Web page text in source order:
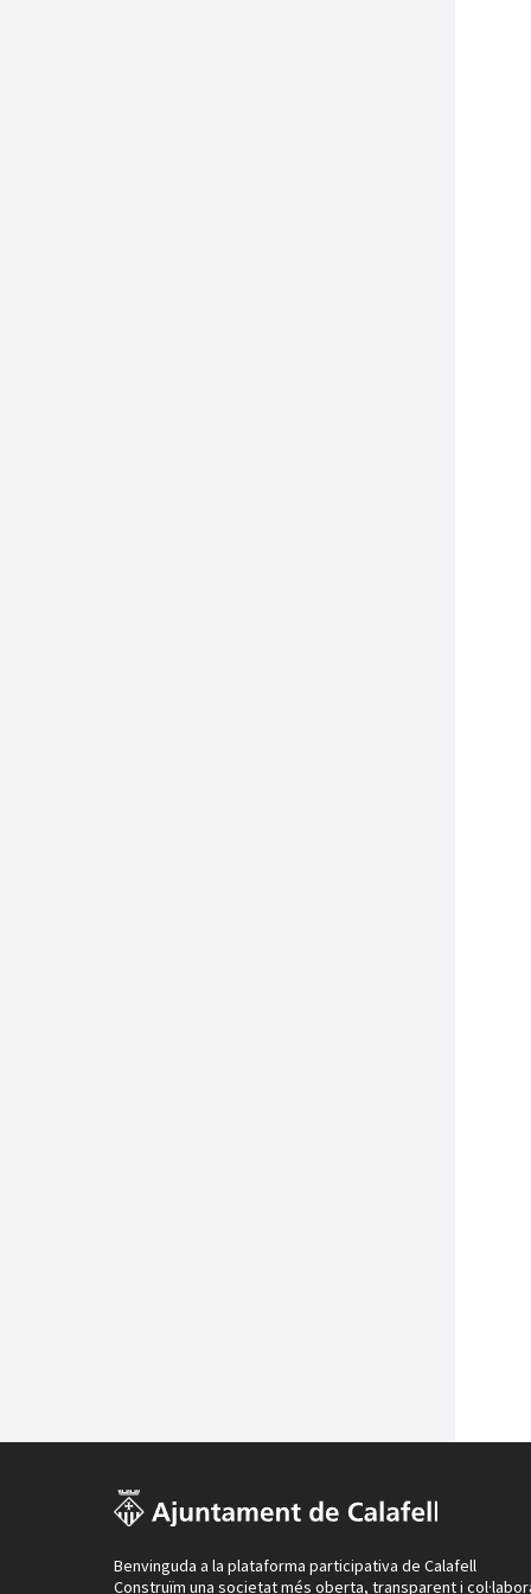
Benvinguda a la plataforma participativa de Calafell
Construïm una societat més oberta, transparent i